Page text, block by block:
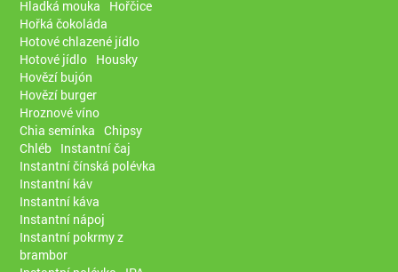
Hladká mouka
Hořčice
Hořká čokoláda
Hotové chlazené jídlo
Hotové jídlo Housky
Hovězí bujón
Hovězí burger
Hroznové víno
Chia semínka Chipsy
Chléb Instantní čaj
Instantní čínská polévka
Instantní káv
Instantní káva
Instantní nápoj
Instantní pokrmy z
brambor